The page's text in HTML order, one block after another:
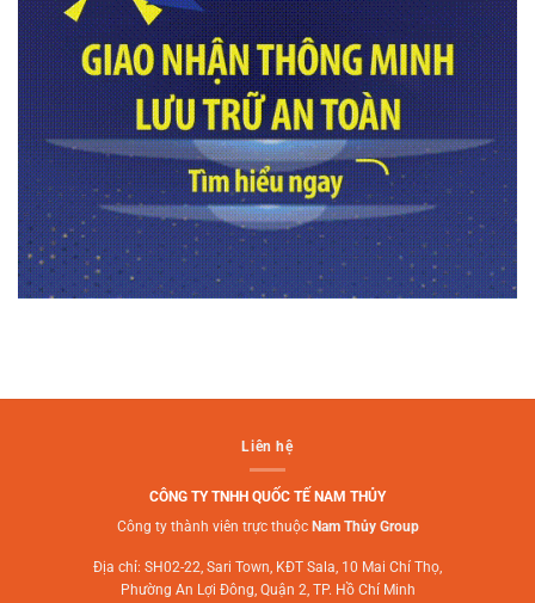
Liên hệ
CÔNG TY TNHH QUỐC TẾ NAM THỦY
Công ty thành viên trực thuộc Nam Thủy Group
Địa chỉ: SH02-22, Sari Town, KĐT Sala, 10 Mai Chí Thọ,
Phường An Lợi Đông, Quận 2, TP. Hồ Chí Minh